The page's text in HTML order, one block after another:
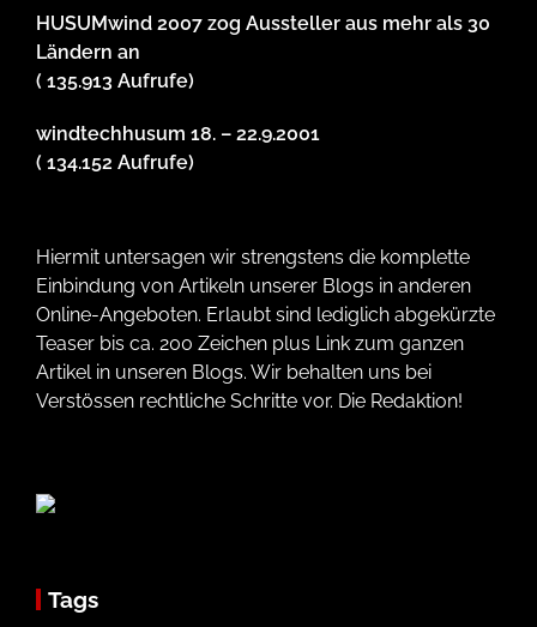
HUSUMwind 2007 zog Aussteller aus mehr als 30
Ländern an
( 135.913 Aufrufe)
windtechhusum 18. – 22.9.2001
( 134.152 Aufrufe)
Hiermit untersagen wir strengstens die komplette
Einbindung von Artikeln unserer Blogs in anderen
Online-Angeboten. Erlaubt sind lediglich abgekürzte
Teaser bis ca. 200 Zeichen plus Link zum ganzen
Artikel in unseren Blogs. Wir behalten uns bei
Verstössen rechtliche Schritte vor. Die Redaktion!
Tags